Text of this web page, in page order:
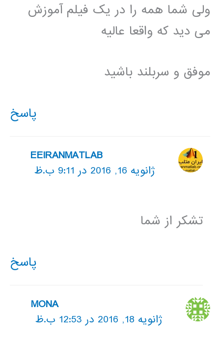
ولی شما همه را در یک فیلم آموزش
می دید که واقعا عالیه
موفق و سربلند باشید
پاسخ
EEIRANMATLAB
ژانویه 16, 2016 در 9:11 ب.ظ
تشکر از شما
پاسخ
MONA
ژانویه 18, 2016 در 12:53 ب.ظ